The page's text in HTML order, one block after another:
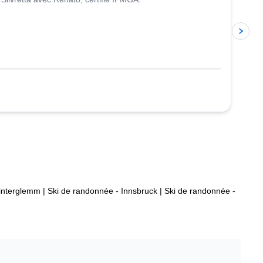
| Ski de randonnée - Innsbruck | Ski de randonnée -